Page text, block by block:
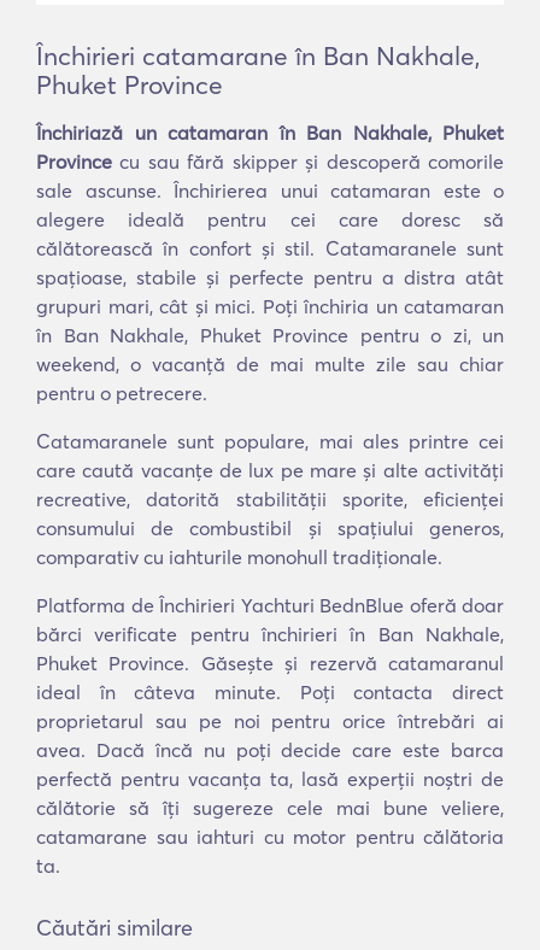
Închirieri catamarane în Ban Nakhale,
Phuket Province
Închiriază un catamaran în Ban Nakhale, Phuket
Province cu sau fără skipper și descoperă comorile
sale ascunse. Închirierea unui catamaran este o
alegere ideală pentru cei care doresc să
călătorească în confort și stil. Catamaranele sunt
spațioase, stabile și perfecte pentru a distra atât
grupuri mari, cât și mici. Poți închiria un catamaran
în Ban Nakhale, Phuket Province pentru o zi, un
weekend, o vacanță de mai multe zile sau chiar
pentru o petrecere.
Catamaranele sunt populare, mai ales printre cei
care caută vacanțe de lux pe mare și alte activități
recreative, datorită stabilității sporite, eficienței
consumului de combustibil și spațiului generos,
comparativ cu iahturile monohull tradiționale.
Platforma de Închirieri Yachturi BednBlue oferă doar
bărci verificate pentru închirieri în Ban Nakhale,
Phuket Province. Găsește și rezervă catamaranul
ideal în câteva minute. Poți contacta direct
proprietarul sau pe noi pentru orice întrebări ai
avea. Dacă încă nu poți decide care este barca
perfectă pentru vacanța ta, lasă experții noștri de
călătorie să îți sugereze cele mai bune veliere,
catamarane sau iahturi cu motor pentru călătoria
ta.
Căutări similare